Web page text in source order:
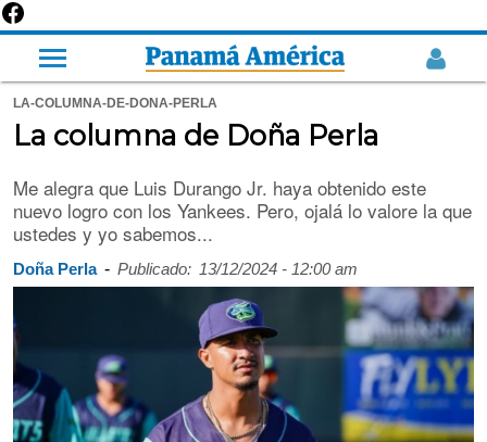
LA-COLUMNA-DE-DONA-PERLA
La columna de Doña Perla
Me alegra que Luis Durango Jr. haya obtenido este
nuevo logro con los Yankees. Pero, ojalá lo valore la que
ustedes y yo sabemos...
Doña Perla - Publicado: 13/12/2024 - 12:00 am